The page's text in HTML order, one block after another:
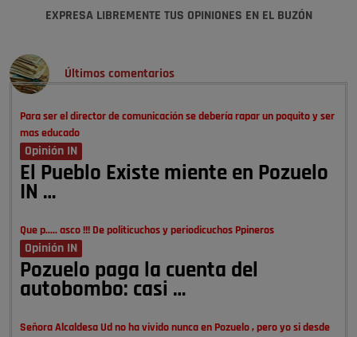
EXPRESA LIBREMENTE TUS OPINIONES EN EL BUZÓN
Últimos comentarios
Para ser el director de comunicación se debería rapar un poquito y ser
mas educado
Opinión IN
El Pueblo Existe miente en Pozuelo
IN …
Que p..... asco !!! De politicuchos y periodicuchos Ppineros
Opinión IN
Pozuelo paga la cuenta del
autobombo: casi …
Señora Alcaldesa Ud no ha vivido nunca en Pozuelo , pero yo si desde